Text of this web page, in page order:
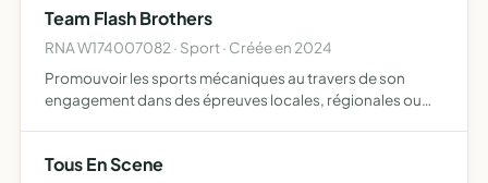
Team Flash Brothers
RNA W174007082 · Sport · Créée en 2024
Promouvoir les sports mécaniques au travers de son
engagement dans des épreuves locales, régionales ou
tous les …
Tous En Scene